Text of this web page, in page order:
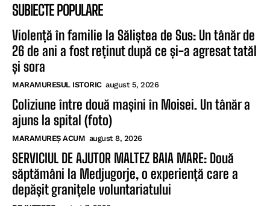
SUBIECTE POPULARE
Violență în familie la Săliștea de Sus: Un tânăr de
26 de ani a fost reținut după ce și-a agresat tatăl
și sora
MARAMURESUL ISTORIC august 5, 2026
Coliziune între două mașini în Moisei. Un tânăr a
ajuns la spital (foto)
MARAMUREȘ ACUM august 8, 2026
SERVICIUL DE AJUTOR MALTEZ BAIA MARE: Două
săptămâni la Medjugorje, o experiență care a
depășit granițele voluntariatului